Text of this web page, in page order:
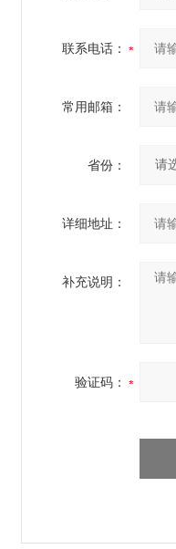
联系电话：
常用邮箱：
省份：
详细地址：
补充说明：
验证码：